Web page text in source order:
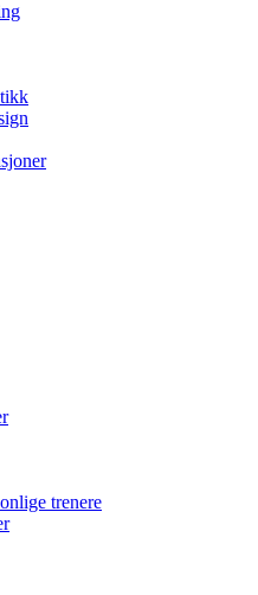
trenere